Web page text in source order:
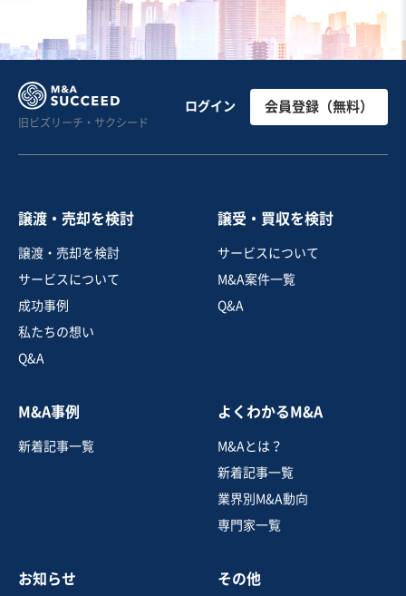
旧ビズリーチ・サクシード
ログイン 会員登録（無料）
譲渡・売却を検討
譲渡・売却を検討
サービスについて
成功事例
私たちの想い
Q&A
譲受・買収を検討
サービスについて
M&A案件一覧
Q&A
M&A事例
新着記事一覧
よくわかるM&A
M&Aとは？
新着記事一覧
業界別M&A動向
専門家一覧
お知らせ その他